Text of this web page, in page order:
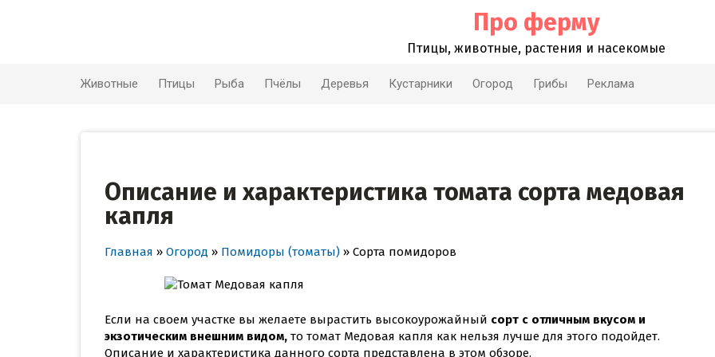
Про ферму
Птицы, животные, растения и насекомые
Животные Птицы Рыба Пчёлы Деревья Кустарники Огород Грибы Реклама
Описание и характеристика томата сорта медовая
капля
Главная » Огород » Помидоры (томаты) » Сорта помидоров
Если на своем участке вы желаете вырастить высокоурожайный сорт с отличным вкусом и
экзотическим внешним видом, то томат Медовая капля как нельзя лучше для этого подойдет.
Описание и характеристика данного сорта представлена в этом обзоре.